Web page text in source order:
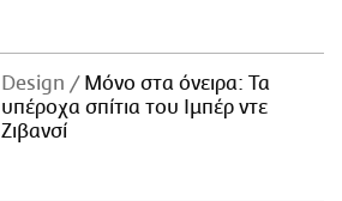
Design
Μόνο στα όνειρα: Τα
υπέροχα σπίτια του Ιμπέρ ντε
Ζιβανσί